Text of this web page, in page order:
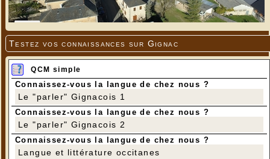
Testez vos connaissances sur Gignac
QCM simple
Connaissez-vous la langue de chez nous ?
Le "parler" Gignacois 1
Connaissez-vous la langue de chez nous ?
Le "parler" Gignacois 2
Connaissez-vous la langue de chez nous ?
Langue et littérature occitanes